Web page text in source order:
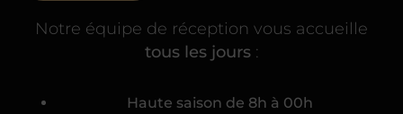
Notre équipe de réception vous accueille
tous les jours:
Haute saison de 8h à 00h